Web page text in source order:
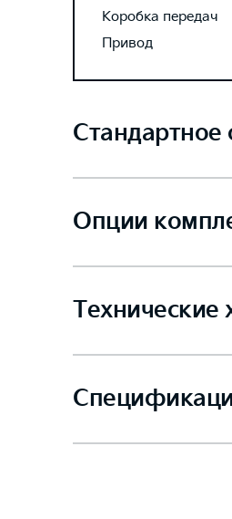
Коробка передач
Привод
Стандартное
Опции
Технические